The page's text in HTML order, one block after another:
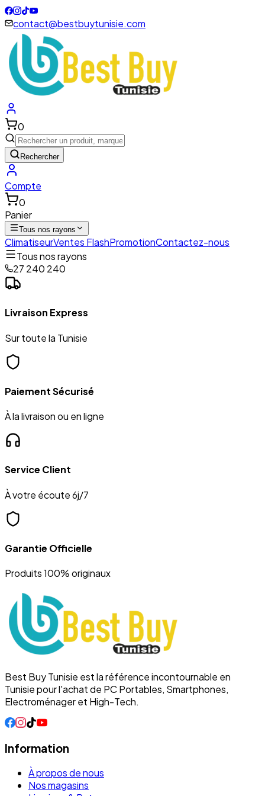
contact@bestbuytunisie.com
0
Rechercher
Compte
0
Panier
Tous nos rayons
ClimatiseurVentes FlashPromotionContactez-nous
Tous nos rayons
27 240 240
Livraison Express
Sur toute la Tunisie
Paiement Sécurisé
À la livraison ou en ligne
Service Client
À votre écoute 6j/7
Garantie Officielle
Produits 100% originaux
Best Buy Tunisie est la référence incontournable en
Tunisie pour l'achat de PC Portables, Smartphones,
Electroménager et High-Tech.
Information
À propos de nous
Nos magasins